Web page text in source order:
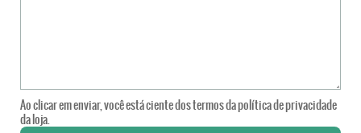
Ao clicar em enviar, você está ciente dos termos dapolítica de privacidade
da loja.